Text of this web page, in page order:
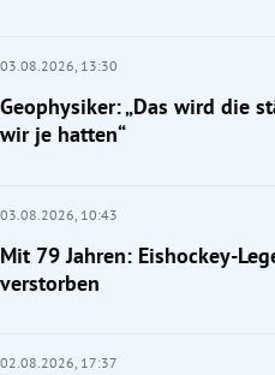
03.08.2026, 13:30
Geophysiker: „Das wird die
wir je hatten“
03.08.2026, 10:43
Mit 79 Jahren: Eishockey-
verstorben
02.08.2026, 17:37